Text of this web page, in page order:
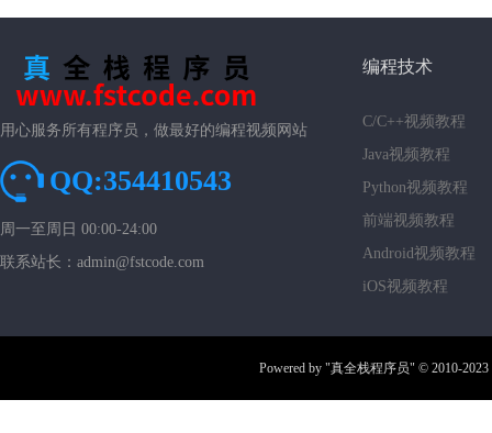
用心服务所有程序员，做最好的编程视频网站
QQ:354410543
周一至周日 00:00-24:00
联系站长：admin@fstcode.com
编程技术
C/C++视频教程
Java视频教程
Python视频教程
前端视频教程
Android视频教程
iOS视频教程
Powered by "真全栈程序员" © 2010-2023